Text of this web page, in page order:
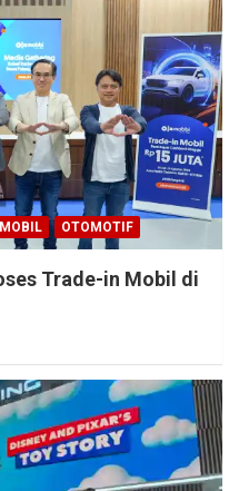
OTOMOTIF
Trade-in Mobil di